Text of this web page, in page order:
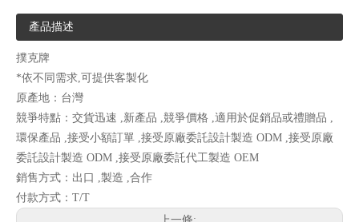
產品描述
撲克牌
*依不同需求,可提供客製化
原產地：台灣
競爭特點：交貨迅速 ,新產品 ,競爭價格 ,適用於促銷品或禮贈品 ,
環保產品 ,接受小額訂單 ,接受原廠委託設計製造 ODM ,接受原廠
委託設計製造 ODM ,接受原廠委託代工製造 OEM
銷售方式：出口 ,製造 ,合作
付款方式：T/T